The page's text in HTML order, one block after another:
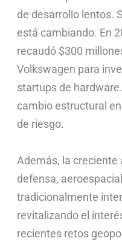
de desarrollo lentos.
está cambiando. En
recaudó $300
Volkswagen para
startups de
cambio estructural
de riesgo.
Además, la
defensa,
tradicionalmente
revitalizando el
recientes retos